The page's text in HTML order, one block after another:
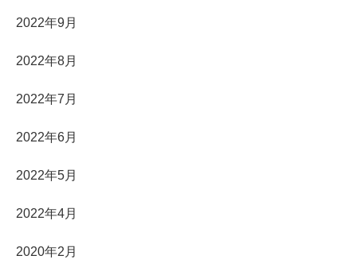
2022年9月
2022年8月
2022年7月
2022年6月
2022年5月
2022年4月
2020年2月